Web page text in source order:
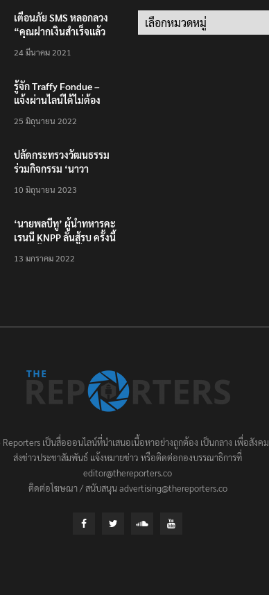
เตือนภัย SMS หลอกลวง
“คุณฝากเงินสำเร็จแล้ว
200,000 บาท”
24 มีนาคม 2021
รู้จัก Traffy Fondue –
แจ้งผ่านไลน์ได้ไม่ต้อง
ทั่วไทย ไม่ใช่แค่ในกรุง
25 มิถุนายน 2022
ปลัดกระทรวงวัฒนธรรม
ร่วมกิจกรรม ‘นาวา
ตักบาตรทางน้ำ
10 มิถุนายน 2023
‘นายพลบีทู’ ผู้นำทหารคะ
เรนนี KNPP ลั่นสู้รบ ครั้งนี้
ประชาชนต้องชนะ
13 มกราคม 2022
Categories
Reporters เป็นสื่อออนไลน์ที่นำเสนอเนื้อหาอย่างถูกต้อง เป็นกลาง เพื่อสังคม
ส่งข่าวประชาสัมพันธ์ แจ้งหมายข่าว หรือติดต่อกองบรรณาธิการที่
editor@thereporters.co
ติดต่อโฆษณา / สนับสนุน advertising@thereporters.co